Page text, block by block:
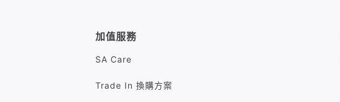
加值服務
SA Care
Trade In 換購方案